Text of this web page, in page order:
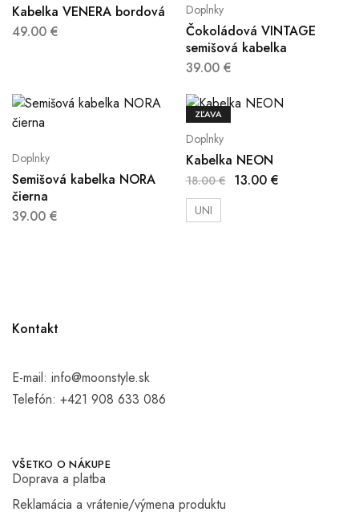
Kabelka VENERA bordová
49.00 €
Doplnky
Čokoládová VINTAGE
semišová kabelka
39.00 €
Doplnky
Semišová kabelka NORA
čierna
39.00 €
ZĽAVA
Doplnky
Kabelka NEON
18.00€ 13.00 €
UNI
Kontakt
E-mail: info@moonstyle.sk
Telefón: +421 908 633 086
VŠETKO O NÁKUPE
Doprava a platba
Reklamácia a vrátenie/výmena produktu